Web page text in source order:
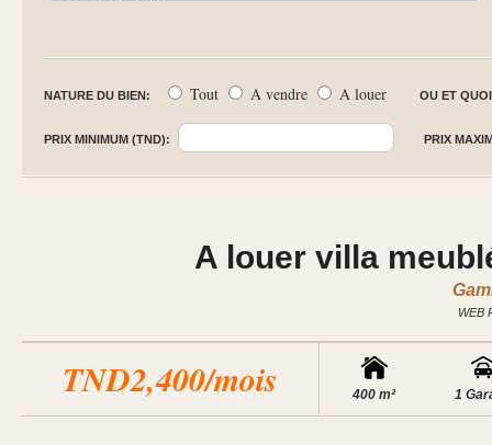
NATURE DU BIEN: Tout A vendre A louer OU ET
PRIX MINIMUM (TND): PRIX
A louer villa
WEB
TND2,400/mois 400 m² 1